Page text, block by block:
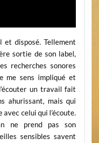
et disposé. Tellement
sortie de son label,
recherches sonores
me sens impliqué et
un travail fait
ahurissant, mais qui
celui qui l’écoute.
ne prend pas son
sensibles savent